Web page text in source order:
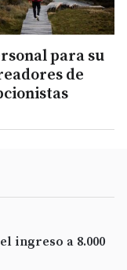
para su
de
ingreso a 8.000